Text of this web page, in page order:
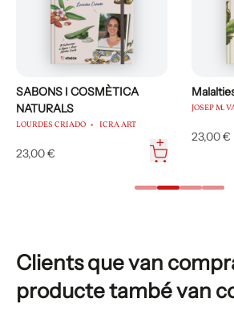
SABONS I COSMÈTICA
NATURALS
LOURDES CRIADO ICRA ART
23,00 €
JOSEP M.
23,00 €
Clients que van
producte també van